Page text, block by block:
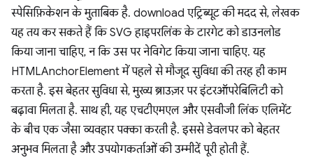
स्पेसिफ़िकेशन के मुताबिक है. download एट्रिब्यूट की मदद से, लेखक
यह तय कर सकते हैं कि SVG हाइपरलिंक के टारगेट को डाउनलोड
किया जाना चाहिए, न कि उस पर नेविगेट किया जाना चाहिए. यह
HTMLAnchorElement में पहले से मौजूद सुविधा की तरह ही काम
करता है. इस बेहतर सुविधा से, मुख्य ब्राउज़र पर इंटरऑपरेबिलिटी को
बढ़ावा मिलता है. साथ ही, यह एचटीएमएल और एसवीजी लिंक एलिमेंट
के बीच एक जैसा व्यवहार पक्का करती है. इससे डेवलपर को बेहतर
अनुभव मिलता है और उपयोगकर्ताओं की उम्मीदें पूरी होती हैं.